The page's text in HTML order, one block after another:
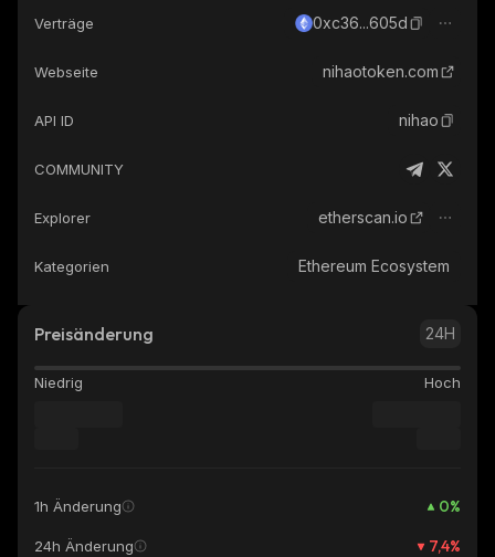
Verträge 0xc36...605d
Webseite nihaotoken.com
API ID nihao
COMMUNITY
Explorer etherscan.io
Kategorien Ethereum Ecosystem
Preisänderung 24H
Niedrig Hoch
1h Änderung 0%
24h Änderung 7,4%